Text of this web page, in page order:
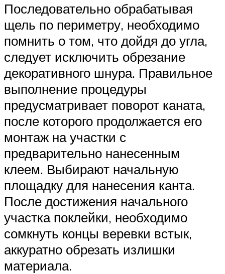
Последовательно обрабатывая
щель по периметру, необходимо
помнить о том, что дойдя до угла,
следует исключить обрезание
декоративного шнура. Правильное
выполнение процедуры
предусматривает поворот каната,
после которого продолжается его
монтаж на участки с
предварительно нанесенным
клеем. Выбирают начальную
площадку для нанесения канта.
После достижения начального
участка поклейки, необходимо
сомкнуть концы веревки встык,
аккуратно обрезать излишки
материала.